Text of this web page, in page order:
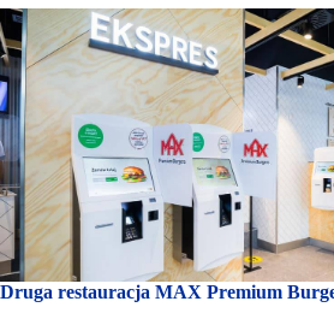
Druga restauracja MAX Premium